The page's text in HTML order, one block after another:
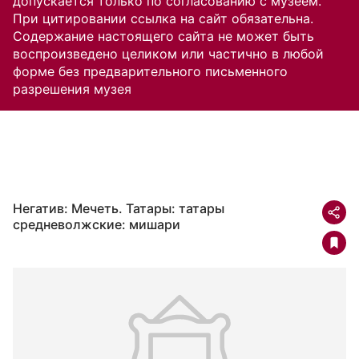
При цитировании ссылка на сайт обязательна.
Содержание настоящего сайта не может быть
воспроизведено целиком или частично в любой
форме без предварительного письменного
разрешения музея
Негатив: Мечеть. Татары: татары
средневолжские: мишари